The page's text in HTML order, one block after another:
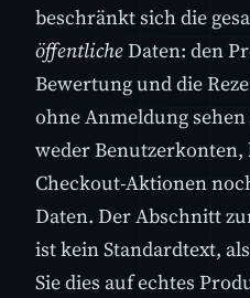
beschränkt sich die
öffentlicheDaten: den
Bewertung und die
ohne Anmeldung
weder
Checkout-Aktionen
Daten. Der Abschnitt
ist kein Standardtext,
Sie dies auf echtes